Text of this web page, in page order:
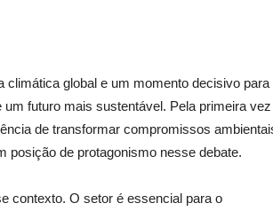
climática global e um momento decisivo para
futuro mais sustentável. Pela primeira vez
de transformar compromissos
de protagonismo nesse debate.
contexto. O setor é essencial para o